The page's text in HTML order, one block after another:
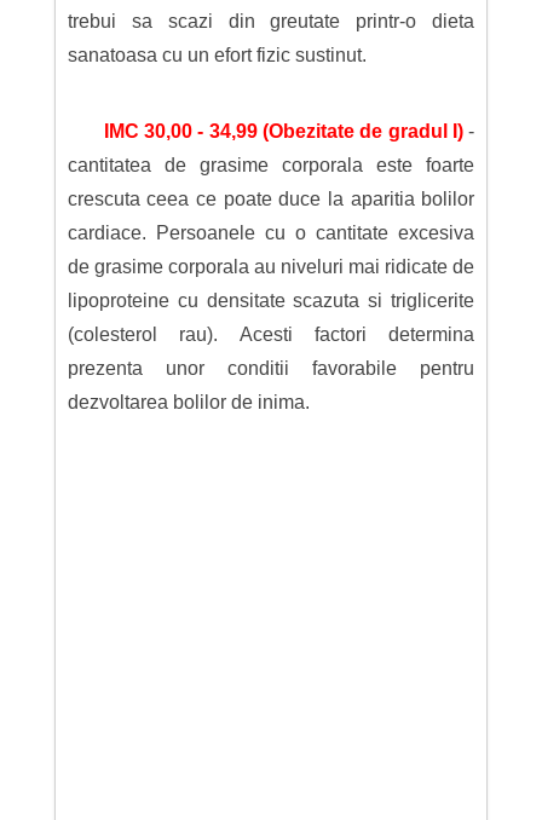
trebui sa scazi din greutate printr-o dieta
sanatoasa cu un efort fizic sustinut.
IMC 30,00 - 34,99 (Obezitate de gradul I)-
cantitatea de grasime corporala este foarte
crescuta ceea ce poate duce la aparitia bolilor
cardiace. Persoanele cu o cantitate excesiva
de grasime corporala au niveluri mai ridicate de
lipoproteine cu densitate scazuta si triglicerite
(colesterol rau). Acesti factori determina
prezenta unor conditii favorabile pentru
dezvoltarea bolilor de inima.